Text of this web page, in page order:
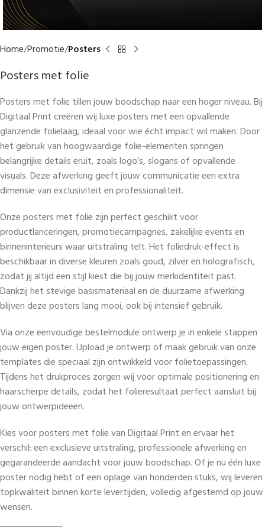
Home Promotie Posters
Posters met folie
Posters met folie tillen jouw boodschap naar een hoger niveau. Bij
Digitaal Print creëren wij luxe posters met een opvallende
glanzende folielaag, ideaal voor wie écht impact wil maken. Door
het gebruik van hoogwaardige folie-elementen springen
belangrijke details eruit, zoals logo’s, slogans of opvallende
visuals. Deze afwerking geeft jouw communicatie een extra
dimensie van exclusiviteit en professionaliteit.
Onze posters met folie zijn perfect geschikt voor
productlanceringen, promotiecampagnes, zakelijke events en
binneninterieurs waar uitstraling telt. Het foliedruk-effect is
beschikbaar in diverse kleuren zoals goud, zilver en holografisch,
zodat jij altijd een stijl kiest die bij jouw merkidentiteit past.
Dankzij het stevige basismateriaal en de duurzame afwerking
blijven deze posters lang mooi, ook bij intensief gebruik.
Via onze eenvoudige bestelmodule ontwerp je in enkele stappen
jouw eigen poster. Upload je ontwerp of maak gebruik van onze
templates die speciaal zijn ontwikkeld voor folietoepassingen.
Tijdens het drukproces zorgen wij voor optimale positionering en
haarscherpe details, zodat het folieresultaat perfect aansluit bij
jouw ontwerpideeën.
Kies voor posters met folie van Digitaal Print en ervaar het
verschil: een exclusieve uitstraling, professionele afwerking en
gegarandeerde aandacht voor jouw boodschap. Of je nu één luxe
poster nodig hebt of een oplage van honderden stuks, wij leveren
topkwaliteit binnen korte levertijden, volledig afgestemd op jouw
wensen.